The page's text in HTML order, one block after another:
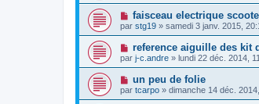
faisceau electrique
par stg19 » samedi 3 janv. 2015,
reference aiguille des kit
par j-c.andre » lundi 22 déc. 2014,
un peu de folie
par tcarpo » dimanche 14 déc.